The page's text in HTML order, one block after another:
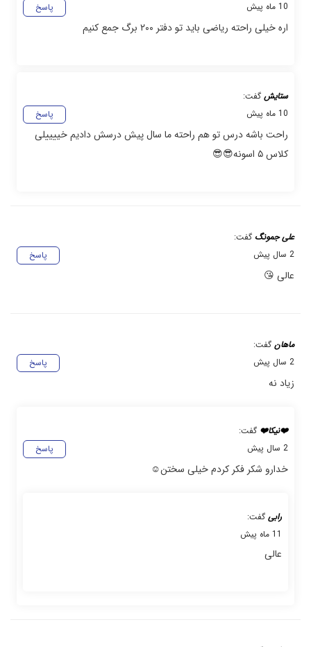
پاسخ
10 ماه پیش
اره خیلی راحته ریاضی باید تو دفتر ۲۰۰ برگ جمع کنیم
ستایش گفت:
پاسخ
10 ماه پیش
راحت باشه درس تو هم راحته ما سال پیش درسش دادیم خییییلی
کلاس ۵ اسونه😎😎
علی جمونگ گفت:
پاسخ
2 سال پیش
عالی 😘
ماهان گفت:
پاسخ
2 سال پیش
زیاد نه
❤️نیکا❤️ گفت:
پاسخ
2 سال پیش
خدارو شکر فکر کردم خیلی سختن☺️
رابی گفت:
11 ماه پیش
عالی